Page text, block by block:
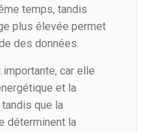
temps, tandis
plus élevée permet
des données.
car elle
et la
que la
déterminent la